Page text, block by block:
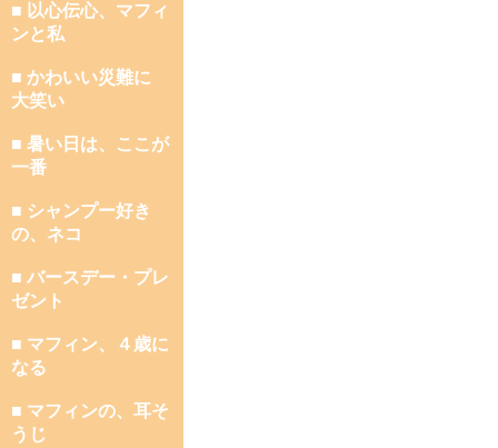
■ 以心伝心、マフィ
ンと私
■ かわいい災難に
大笑い
■ 暑い日は、ここが
一番
■ シャンプー好き
の、ネコ
■ バースデー・プレ
ゼント
■ マフィン、４歳に
なる
■ マフィンの、耳そ
うじ